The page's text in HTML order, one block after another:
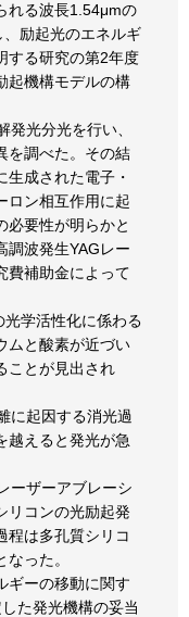
れる波長1.54μmの
励起光のエネルギ
する研究の第2年度
起機構モデルの構
光分光を行い、
を調べた。その結
成された電子・
ロン相互作用に起
必要性が明らかと
調波発生YAGレー
費補助金によって
学活性化に係わる
ムと酸素が近づい
ことが見出され
に起因する消光過
越えると発光が急
ーザーアブレーシ
リコンの光励起発
程は多孔質シリコ
った。
ギーの移動に関す
た発光機構の妥当